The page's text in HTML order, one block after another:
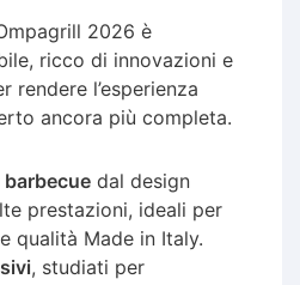
2026 è
ricco di innovazioni e
rendere l’esperienza
ancora più completa.
dal design
prestazioni, ideali per
qualità Made in Italy.
, studiati per